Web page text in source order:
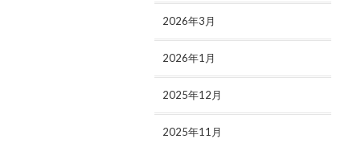
2026年3月
2026年1月
2025年12月
2025年11月